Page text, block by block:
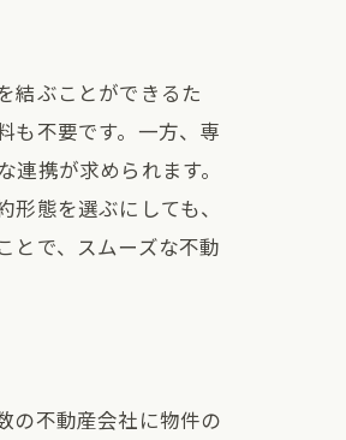
結ぶことができるた
も不要です。一方、専
携が求められます。
態を選ぶにしても、
とで、スムーズな不動
の不動産会社に物件の